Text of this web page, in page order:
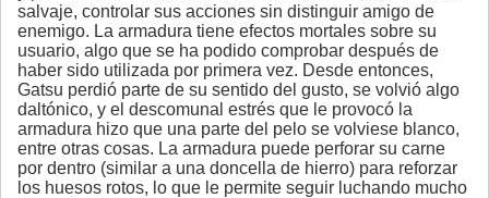
salvaje, controlar sus acciones sin distinguir amigo de
enemigo. La armadura tiene efectos mortales sobre su
usuario, algo que se ha podido comprobar después de
haber sido utilizada por primera vez. Desde entonces,
Gatsu perdió parte de su sentido del gusto, se volvió algo
daltónico, y el descomunal estrés que le provocó la
armadura hizo que una parte del pelo se volviese blanco,
entre otras cosas. La armadura puede perforar su carne
por dentro (similar a una doncella de hierro) para reforzar
los huesos rotos, lo que le permite seguir luchando mucho